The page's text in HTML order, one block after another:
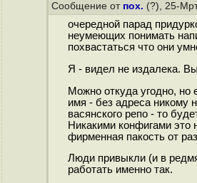
Сообщение от пох. (?), 25-
очередной парад
неумеющих понимать
похвастаться что они
Я - видел не издалека.
Можно откуда угодно,
имя - без адреса никому
васянского репо - то
Никакими конфигами это
фирменная пакость от
Люди привыкли (и в
работать именно так.